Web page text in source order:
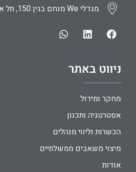
ניווט באתר
מחקר ומידול
אסטרטגיה ותכנון
הכשרות וליווי מנהלים
מיצוי משאבים ממשלתיים
אודות
מגדלי We מנחם בגין 150, תל אביב יפו